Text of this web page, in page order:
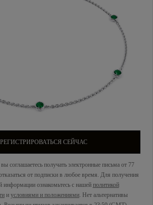
СЕЙЧАС
соглашаетесь получать электронные письма от 77
от подписки в любое время. Для получения
информации ознакомьтесь с нашей политикой
и условиями и положениями. Нет альтернативы